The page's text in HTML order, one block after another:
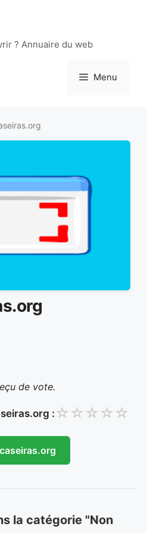
? Annuaire du web
Menu
de vote.
: ☆ ☆ ☆ ☆ ☆
la catégorie "Non